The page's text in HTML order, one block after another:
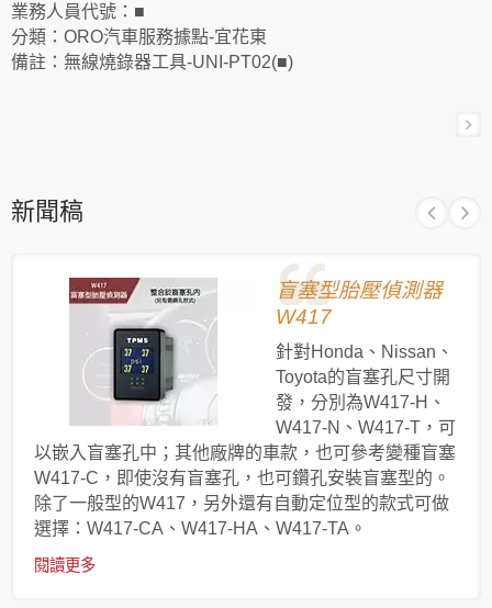
業務人員代號：■
分類：ORO汽車服務據點-宜花東
備註：無線燒錄器工具-UNI-PT02(■)
新聞稿
盲塞型胎壓偵測器
W417
針對Honda、Nissan、
Toyota的盲塞孔尺寸開
發，分別為W417-H、
W417-N、W417-T，可
以嵌入盲塞孔中；其他廠牌的車款，也可參考變種盲塞
W417-C，即使沒有盲塞孔，也可鑽孔安裝盲塞型的。
除了一般型的W417，另外還有自動定位型的款式可做
選擇：W417-CA、W417-HA、W417-TA。
閱讀更多